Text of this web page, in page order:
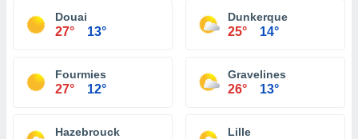
Douai
27° 13°
Dunkerque
25° 14°
Fourmies
27° 12°
Gravelines
26° 13°
Hazebrouck Lille